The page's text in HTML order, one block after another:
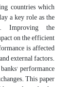
countries which
a key role as the
Improving the
on the efficient
is affected
external factors.
performance
This paper